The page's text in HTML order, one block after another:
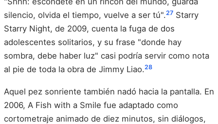
silencio, olvida el tiempo, vuelve a ser tú".27 Starry
Starry Night, de 2009, cuenta la fuga de dos
adolescentes solitarios, y su frase "donde hay
sombra, debe haber luz" casi podría servir como nota
al pie de toda la obra de Jimmy Liao.28
Aquel pez sonriente también nadó hacia la pantalla. En
2006, A Fish with a Smile fue adaptado como
cortometraje animado de diez minutos, sin diálogos,